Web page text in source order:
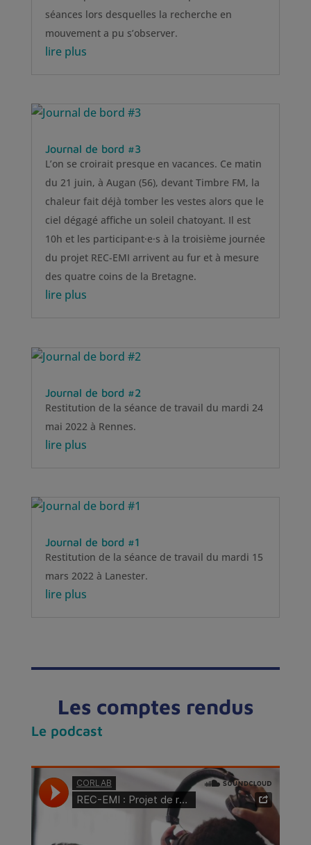
séances lors desquelles la recherche en
mouvement a pu s’observer.
lire plus
Journal de bord #3
L’on se croirait presque en vacances. Ce matin
du 21 juin, à Augan (56), devant Timbre FM, la
chaleur fait déjà tomber les vestes alors que le
ciel dégagé affiche un soleil chatoyant. Il est
10h et les participant·e·s à la troisième journée
du projet REC-EMI arrivent au fur et à mesure
des quatre coins de la Bretagne.
lire plus
Journal de bord #2
Restitution de la séance de travail du mardi 24
mai 2022 à Rennes.
lire plus
Journal de bord #1
Restitution de la séance de travail du mardi 15
mars 2022 à Lanester.
lire plus
Les comptes rendus
Le podcast